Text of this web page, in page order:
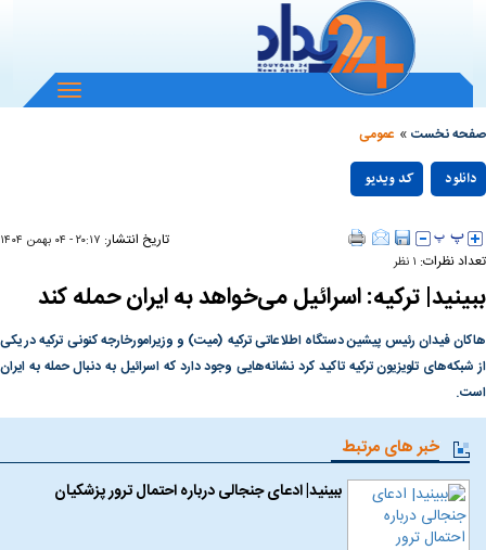
باز
و
صفحه نخست » عمومی
Video
کد ویدیو دانلود
تاریخ انتشار: ۲۰:۱۷ - ۰۴ بهمن ۱۴۰۴
تعداد نظرات: ۱ نظر
ببینید| ترکیه: اسرائیل می‌خواهد به ایران حمله کند
هاکان فیدان رئیس پیشین دستگاه اطلاعاتی ترکیه (میت) و وزیرامورخارجه کنونی ترکیه در یکی
از شبکه‌های تلویزیون ترکیه تاکید کرد نشانه‌هایی وجود دارد که اسرائیل به دنبال حمله به ایران
است.
خبر های مرتبط
ببینید| ادعای جنجالی درباره احتمال ترور پزشکیان